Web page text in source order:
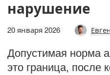
нарушение
20 января 2026
Допустимая норма
это граница, после